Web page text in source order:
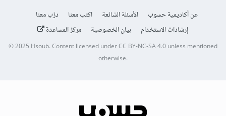
عن أكاديمية حسوب الأسئلة الشائعة اكتب معنا
درّب معنا
إرشادات الاستخدام
بيان الخصوصية مركز المساعدة
© 2025Hsoub.Content licensed underCC BY-NC-SA 4.0unless mentioned
otherwise.